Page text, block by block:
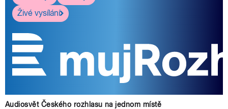
Živé vysílání
Audiosvět Českého rozhlasu na jednom místě